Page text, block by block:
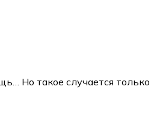
Но такое случается